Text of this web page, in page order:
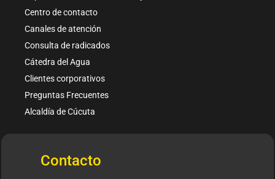
Centro de contacto
Canales de atención
Consulta de radicados
Cátedra del Agua
Clientes corporativos
Preguntas Frecuentes
Alcaldía de Cúcuta
Contacto